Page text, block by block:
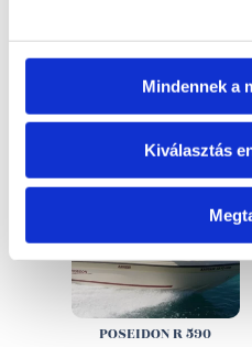
Mindennek a
Kiválasztás
EZ IS
POSEIDON R 590